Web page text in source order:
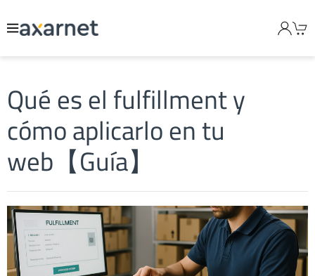
Qué es el fulfillment y
cómo aplicarlo en tu
web【Guía】